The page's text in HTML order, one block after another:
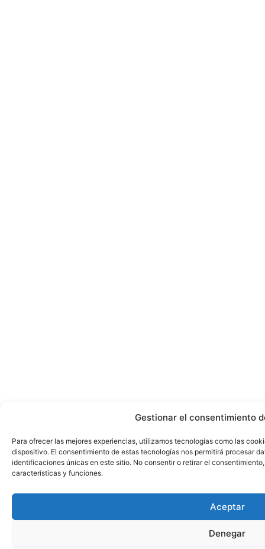
Gestionar el consentimiento
Para ofrecer las mejores experiencias, utilizamos tecnologías como las
dispositivo. El consentimiento de estas tecnologías nos permitirá procesar
identificaciones únicas en este sitio. No consentir o retirar el
características y funciones.
Aceptar
Denegar